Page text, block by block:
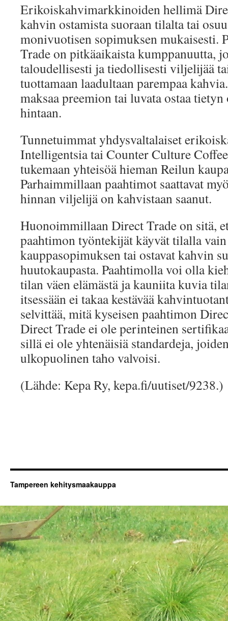
Erikoiskahvimarkkinoiden hellimä
kahvin ostamista suoraan tilalta tai
monivuotisen sopimuksen mukaisesti.
Trade on pitkäaikaista kumppanuutta,
taloudellisesti ja tiedollisesti viljelijää
tuottamaan laadultaan parempaa
maksaa preemion tai luvata ostaa
hintaan.
Tunnetuimmat yhdysvaltalaiset
Intelligentsia tai Counter Culture
tukemaan yhteisöä hieman Reilun
Parhaimmillaan paahtimot saattavat
hinnan viljelijä on kahvistaan saanut.
Huonoimmillaan Direct Trade on sitä,
paahtimon työntekijät käyvät tilalla
kauppasopimuksen tai ostavat kahvin
huutokaupasta. Paahtimolla voi olla
tilan väen elämästä ja kauniita kuvia
itsessään ei takaa kestävää
selvittää, mitä kyseisen paahtimon
Direct Trade ei ole perinteinen
sillä ei ole yhtenäisiä standardeja,
ulkopuolinen taho valvoisi.
(Lähde: Kepa Ry, kepa.fi/uutiset/9238.)
Tampereen kehitysmaakauppa